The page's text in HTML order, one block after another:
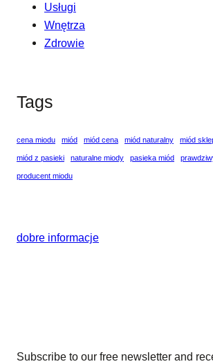
Usługi
Wnętrza
Zdrowie
Tags
cena miodu miód miód cena miód naturalny miód
miód z pasieki naturalne miody pasieka miód
producent miodu
dobre informacje
Subscribe to our free newsletter and